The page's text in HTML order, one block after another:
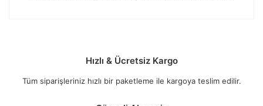
Hızlı & Ücretsiz Kargo
Tüm siparişleriniz hızlı bir paketleme ile kargoya teslim edilir.